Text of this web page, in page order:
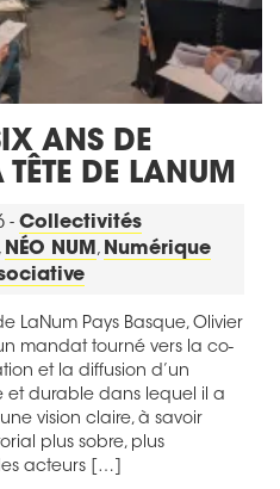
ANS DE
DE LANUM
- Collectivités
, NÉO NUM , Numérique
LaNum Pays Basque, Olivier
mandat tourné vers la co-
et la diffusion d’un
et durable dans lequel il a
vision claire, à savoir
plus sobre, plus
acteurs […]